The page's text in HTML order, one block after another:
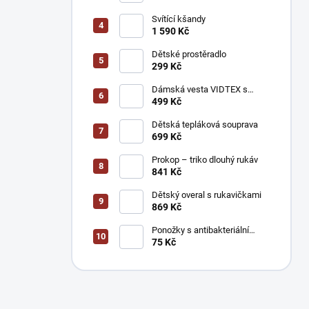
Svítící kšandy
1 590 Kč
Dětské prostěradlo
299 Kč
Dámská vesta VIDTEX s
reflexními prvky
499 Kč
Dětská tepláková souprava
699 Kč
Prokop – triko dlouhý rukáv
841 Kč
Dětský overal s rukavičkami
869 Kč
Ponožky s antibakteriální
úpravou stříbrem
75 Kč